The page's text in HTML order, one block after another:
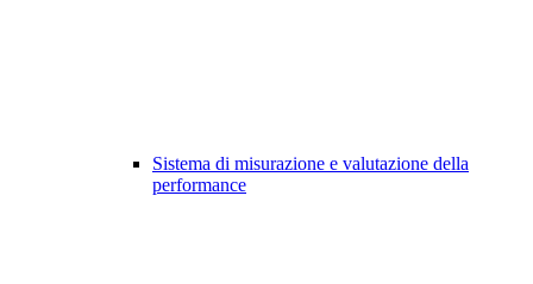
Sistema di misurazione e valutazione della
performance